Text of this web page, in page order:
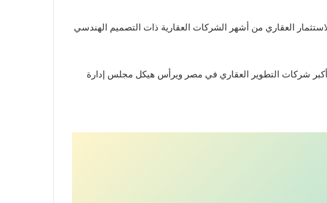
العقاري من أشهر الشركات العقارية ذات التصميم الهندسي
عامًا في مجال العقارات ، حيث تأسست عام 2005 وأصبحت واحدة من أكبر شركات التطوير العقاري في مصر ويرأس هيكل مجلس إدارة